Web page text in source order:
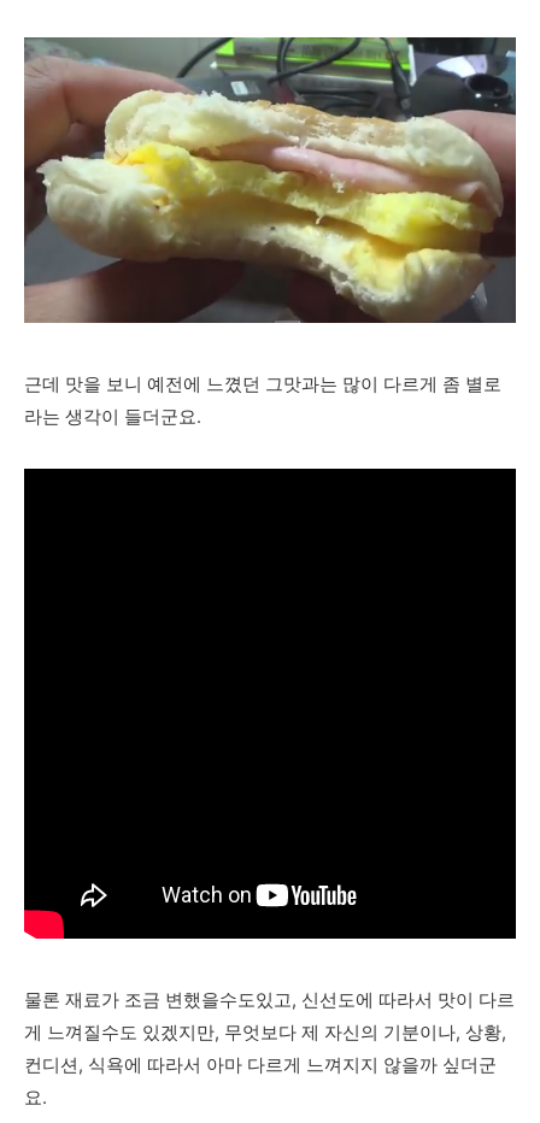
근데 맛을 보니 예전에 느꼈던 그맛과는 많이 다르게 좀 별로
라는 생각이 들더군요.
물론 재료가 조금 변했을수도있고, 신선도에 따라서 맛이 다르
게 느껴질수도 있겠지만, 무엇보다 제 자신의 기분이나, 상황,
컨디션, 식욕에 따라서 아마 다르게 느껴지지 않을까 싶더군
요.